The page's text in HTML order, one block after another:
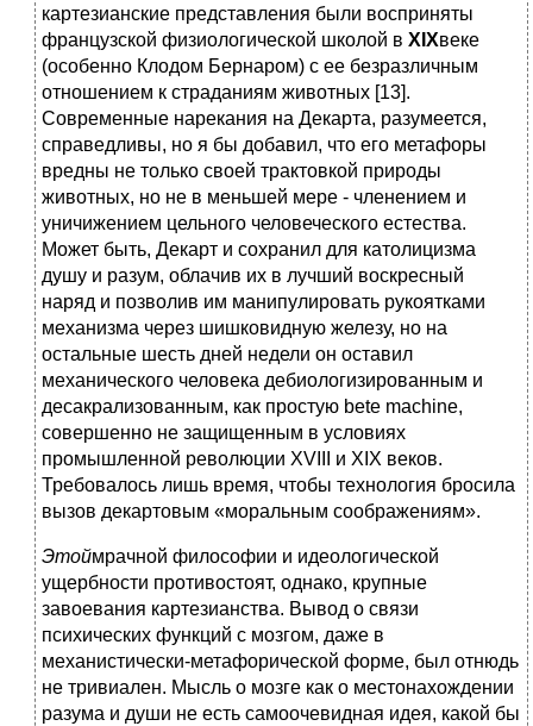
картезианские представления были восприняты
французской физиологической школой в XIXвеке
(особенно Клодом Бернаром) с ее безразличным
отношением к страданиям животных [13].
Современные нарекания на Декарта, разумеется,
справедливы, но я бы добавил, что его метафоры
вредны не только своей трактовкой природы
животных, но не в меньшей мере - членением и
уничижением цельного человеческого естества.
Может быть, Декарт и сохранил для католицизма
душу и разум, облачив их в лучший воскресный
наряд и позволив им манипулировать рукоятками
механизма через шишковидную железу, но на
остальные шесть дней недели он оставил
механического человека дебиологизированным и
десакрализованным, как простую bete machine,
совершенно не защищенным в условиях
промышленной революции XVIII и XIX веков.
Требовалось лишь время, чтобы технология бросила
вызов декартовым «моральным соображениям».
Этоймрачной философии и идеологической
ущербности противостоят, однако, крупные
завоевания картезианства. Вывод о связи
психических функций с мозгом, даже в
механистически-метафорической форме, был отнюдь
не тривиален. Мысль о мозге как о местонахождении
разума и души не есть самоочевидная идея, какой бы